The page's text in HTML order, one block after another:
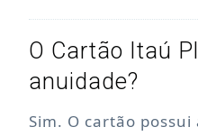
O Cartão Itaú
anuidade?
Sim. O cartão